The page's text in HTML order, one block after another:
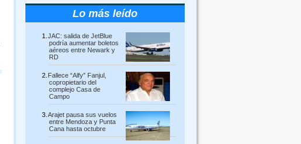
Lo más leído
JAC: salida de JetBlue
podría aumentar boletos
aéreos entre Newark y
RD
Fallece “Alfy” Fanjul,
copropietario del
complejo Casa de
Campo
Arajet pausa sus vuelos
entre Mendoza y Punta
Cana hasta octubre